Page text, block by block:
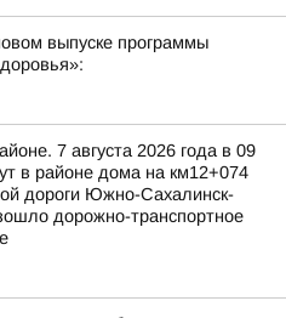
выпуске программы
7 августа 2026 года в 09
в районе дома на км12+074
дороги Южно-Сахалинск-
дорожно-транспортное